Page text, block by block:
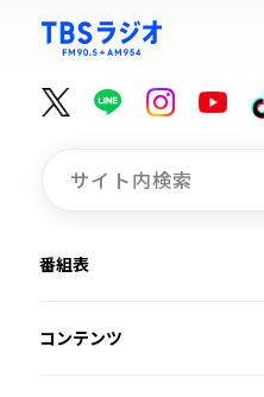
番組表
コンテンツ